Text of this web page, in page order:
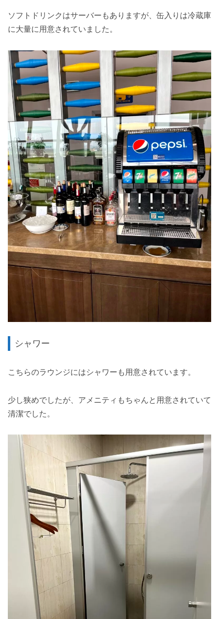
ソフトドリンクはサーバーもありますが、缶入りは冷蔵庫
に大量に用意されていました。
シャワー
こちらのラウンジにはシャワーも用意されています。
少し狭めでしたが、アメニティもちゃんと用意されていて
清潔でした。